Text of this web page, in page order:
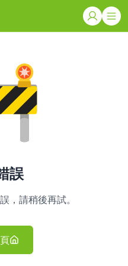
誤
，請稍後再試。